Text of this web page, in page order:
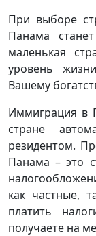
При выборе
Панама
маленькая
уровень
Вашему
Иммиграция в
стране
резидентом.
Панама – это
как частные,
платить
получаете на